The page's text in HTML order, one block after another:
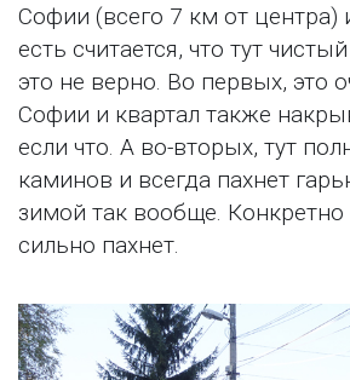
Софии (всего 7 км от центра)
есть считается, что тут
это не верно. Во первых, это
Софии и квартал также
если что. А во-вторых, тут
каминов и всегда пахнет
зимой так вообще. Конкретно
сильно пахнет.